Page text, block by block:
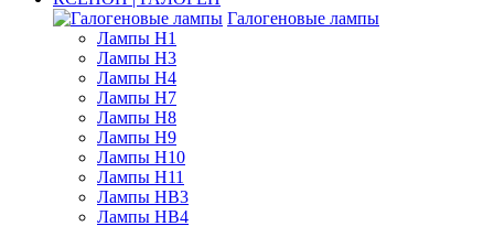
Галогеновые лампы
Лампы H1
Лампы H3
Лампы H4
Лампы H7
Лампы H8
Лампы H9
Лампы H10
Лампы H11
Лампы HB3
Лампы HB4